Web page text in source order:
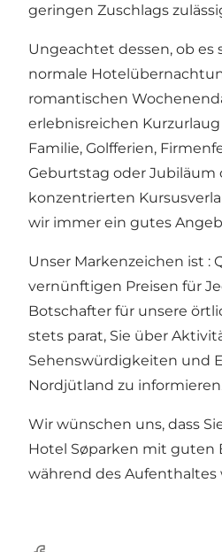
geringen Zuschlags
Ungeachtet dessen, ob es
normale
romantischen
erlebnisreichen
Familie, Golfferien,
Geburtstag oder Jubiläum
konzentrierten
wir immer ein gutes
Unser Markenzeichen ist :
vernünftigen Preisen für
Botschafter für unsere
stets parat, Sie über
Sehenswürdigkeiten und
Nordjütland zu
Wir wünschen uns, dass
Hotel Søparken mit guten
während des Aufenthaltes